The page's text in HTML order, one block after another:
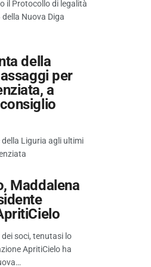
il Protocollo di legalità
della Nuova Diga
della
per
a
Liguria agli ultimi
Maddalena
soci, tenutasi lo
ApritiCielo ha